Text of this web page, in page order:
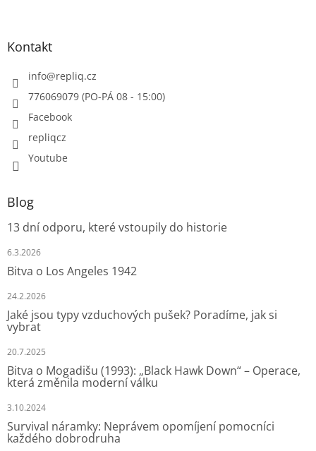
Kontakt
info@repliq.cz
776069079 (PO-PÁ 08 - 15:00)
Facebook
repliqcz
Youtube
Blog
13 dní odporu, které vstoupily do historie
6.3.2026
Bitva o Los Angeles 1942
24.2.2026
Jaké jsou typy vzduchových pušek? Poradíme, jak si
vybrat
20.7.2025
Bitva o Mogadišu (1993): „Black Hawk Down“ – Operace,
která změnila moderní válku
3.10.2024
Survival náramky: Neprávem opomíjení pomocníci
každého dobrodruha